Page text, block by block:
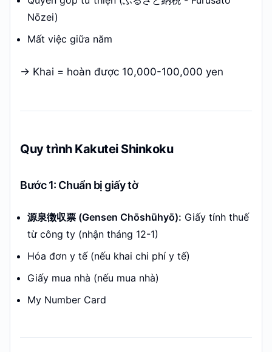
Nōzei)
Mất việc giữa năm
→ Khai = hoàn được 10,000-100,000 yen
Quy trình Kakutei Shinkoku
Bước 1: Chuẩn bị giấy tờ
源泉徴収票 (Gensen Chōshūhyō): Giấy tính thuế
từ công ty (nhận tháng 12-1)
Hóa đơn y tế (nếu khai chi phí y tế)
Giấy mua nhà (nếu mua nhà)
My Number Card